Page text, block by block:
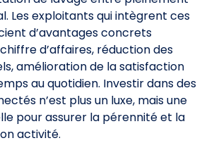
Les exploitants qui intègrent ces
d’avantages concrets
d’affaires, réduction des
amélioration de la satisfaction
au quotidien. Investir dans des
n’est plus un luxe, mais une
pour assurer la pérennité et la
activité.